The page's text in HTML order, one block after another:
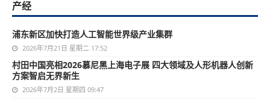
产经
浦东新区加快打造人工智能世界级产业集群
2026年7月21日 星期二 17:52
村田中国亮相2026慕尼黑上海电子展 四大领域及人形机器人创新
方案智启无界新生
2026年7月2日 星期四 09:47